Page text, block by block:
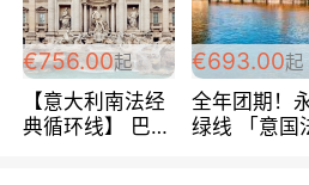
€756.00起
【意大利南法经
典循环线】 巴黎
€693.00起
全年团期！
绿线 「意国